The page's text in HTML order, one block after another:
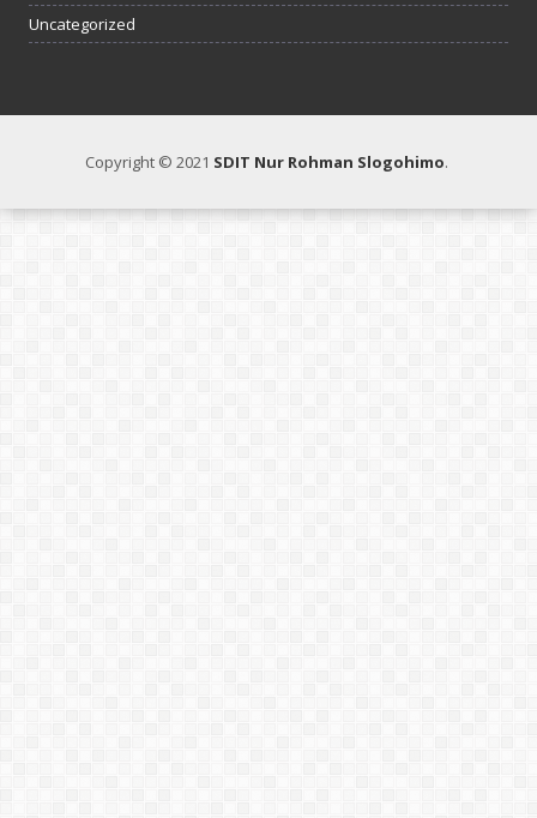
Uncategorized
Copyright © 2021 SDIT Nur Rohman Slogohimo.